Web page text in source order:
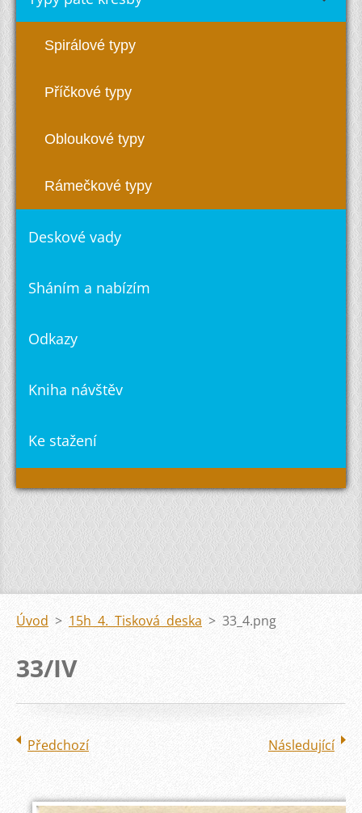
Spirálové typy
Příčkové typy
Obloukové typy
Rámečkové typy
Deskové vady
Sháním a nabízím
Odkazy
Kniha návštěv
Ke stažení
Úvod > 15h 4. Tisková deska > 33_4.png
33/IV
Předchozí Následující